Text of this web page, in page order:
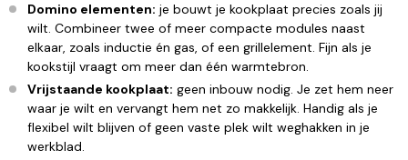
Domino elementen: je bouwt je kookplaat precies zoals jij
wilt. Combineer twee of meer compacte modules naast
elkaar, zoals inductie én gas, of een grillelement. Fijn als je
kookstijl vraagt om meer dan één warmtebron.
Vrijstaande kookplaat: geen inbouw nodig. Je zet hem neer
waar je wilt en vervangt hem net zo makkelijk. Handig als je
flexibel wilt blijven of geen vaste plek wilt weghakken in je
werkblad.